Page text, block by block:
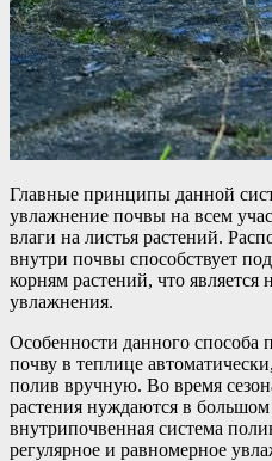
Главные принципы данной
увлажнение почвы на всем
влаги на листья растений.
внутри почвы способствует
корням растений, что
увлажнения.
Особенности данного способа
почву в теплице
полив вручную. Во время
растения нуждаются в большом
внутрипочвенная система
регулярное и равномерное